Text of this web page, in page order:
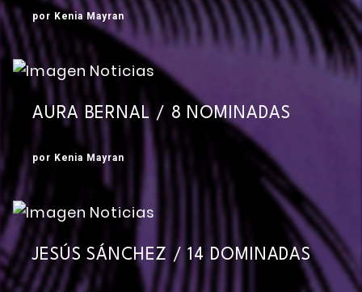
por Kenia Mayran
AURA BERNAL / 8 NOMINADAS
por Kenia Mayran
JESÚS SÁNCHEZ / 14 DOMINADAS